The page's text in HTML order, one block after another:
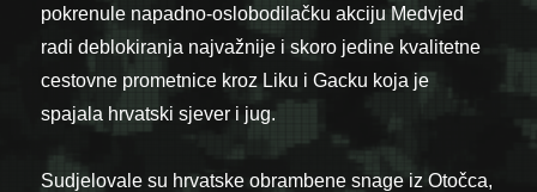
pokrenule napadno-oslobodilačku akciju Medvjed
radi deblokiranja najvažnije i skoro jedine kvalitetne
cestovne prometnice kroz Liku i Gacku koja je
spajala hrvatski sjever i jug.
Sudjelovale su hrvatske obrambene snage iz Otočca,